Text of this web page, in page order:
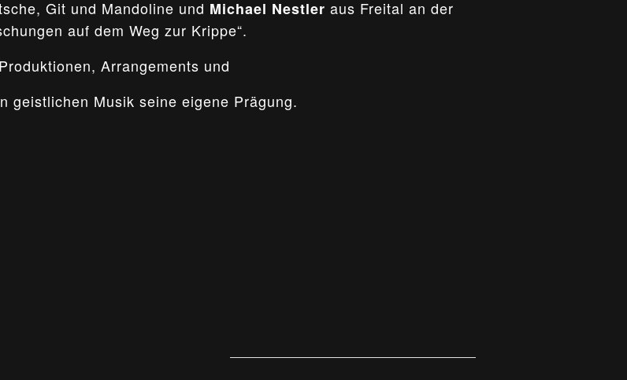
Git und Mandoline und Michael Nestler aus Freital an der
auf dem Weg zur Krippe“.
Arrangements und
geistlichen Musik seine eigene Prägung.